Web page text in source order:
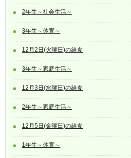
2年生～社会生活～
3年生～体育～
12月2日(火曜日)の給食
3年生～家庭生活～
12月3日(水曜日)の給食
2年生～家庭生活～
12月5日(金曜日)の給食
1年生～体育～